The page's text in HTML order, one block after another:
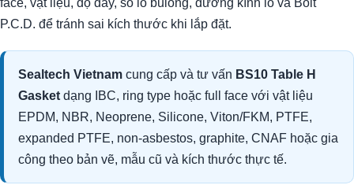
face, vật liệu, độ dày, số lỗ bulong, đường kính lỗ và Bolt
P.C.D. để tránh sai kích thước khi lắp đặt.
Sealtech Vietnam cung cấp và tư vấn BS10 Table H
Gasket dạng IBC, ring type hoặc full face với vật liệu
EPDM, NBR, Neoprene, Silicone, Viton/FKM, PTFE,
expanded PTFE, non-asbestos, graphite, CNAF hoặc gia
công theo bản vẽ, mẫu cũ và kích thước thực tế.